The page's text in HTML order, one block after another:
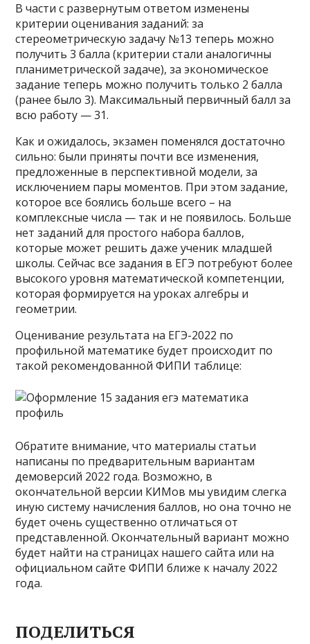
В части с развернутым ответом изменены
критерии оценивания заданий: за
стереометрическую задачу №13 теперь можно
получить 3 балла (критерии стали аналогичны
планиметрической задаче), за экономическое
задание теперь можно получить только 2 балла
(ранее было 3). Максимальный первичный балл за
всю работу — 31.
Как и ожидалось, экзамен поменялся достаточно
сильно: были приняты почти все изменения,
предложенные в перспективной модели, за
исключением пары моментов. При этом задание,
которое все боялись больше всего – на
комплексные числа — так и не появилось. Больше
нет заданий для простого набора баллов,
которые может решить даже ученик младшей
школы. Сейчас все задания в ЕГЭ потребуют более
высокого уровня математической компетенции,
которая формируется на уроках алгебры и
геометрии.
Оценивание результата на ЕГЭ-2022 по
профильной математике будет происходит по
такой рекомендованной ФИПИ таблице:
Обратите внимание, что материалы статьи
написаны по предварительным вариантам
демоверсий 2022 года. Возможно, в
окончательной версии КИМов мы увидим слегка
иную систему начисления баллов, но она точно не
будет очень существенно отличаться от
представленной. Окончательный вариант можно
будет найти на страницах нашего сайта или на
официальном сайте ФИПИ ближе к началу 2022
года.
ПОДЕЛИТЬСЯ